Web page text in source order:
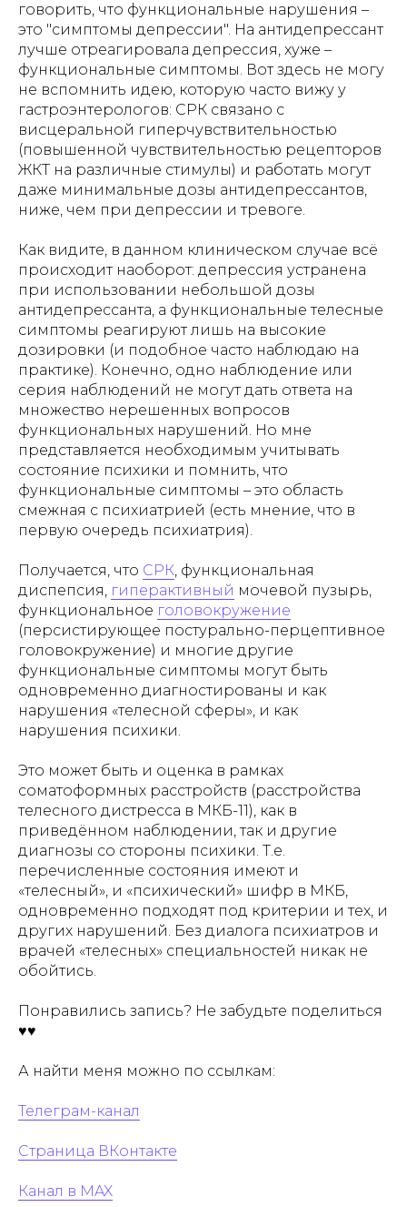
говорить, что функциональные нарушения –
это "симптомы депрессии". На антидепрессант
лучше отреагировала депрессия, хуже –
функциональные симптомы. Вот здесь не могу
не вспомнить идею, которую часто вижу у
гастроэнтерологов: СРК связано с
висцеральной гиперчувствительностью
(повышенной чувствительностью рецепторов
ЖКТ на различные стимулы) и работать могут
даже минимальные дозы антидепрессантов,
ниже, чем при депрессии и тревоге.
Как видите, в данном клиническом случае всё
происходит наоборот: депрессия устранена
при использовании небольшой дозы
антидепрессанта, а функциональные телесные
симптомы реагируют лишь на высокие
дозировки (и подобное часто наблюдаю на
практике). Конечно, одно наблюдение или
серия наблюдений не могут дать ответа на
множество нерешенных вопросов
функциональных нарушений. Но мне
представляется необходимым учитывать
состояние психики и помнить, что
функциональные симптомы – это область
смежная с психиатрией (есть мнение, что в
первую очередь психиатрия).
Получается, что СРК, функциональная
диспепсия, гиперактивный мочевой пузырь,
функциональное головокружение
(персистирующее постурально-перцептивное
головокружение) и многие другие
функциональные симптомы могут быть
одновременно диагностированы и как
нарушения «телесной сферы», и как
нарушения психики.
Это может быть и оценка в рамках
соматоформных расстройств (расстройства
телесного дистресса в МКБ-11), как в
приведённом наблюдении, так и другие
диагнозы со стороны психики. Т.е.
перечисленные состояния имеют и
«телесный», и «психический» шифр в МКБ,
одновременно подходят под критерии и тех, и
других нарушений. Без диалога психиатров и
врачей «телесных» специальностей никак не
обойтись.
Понравились запись? Не забудьте поделиться
♥♥
А найти меня можно по ссылкам:
Телеграм-канал
Страница ВКонтакте
Канал в MAX